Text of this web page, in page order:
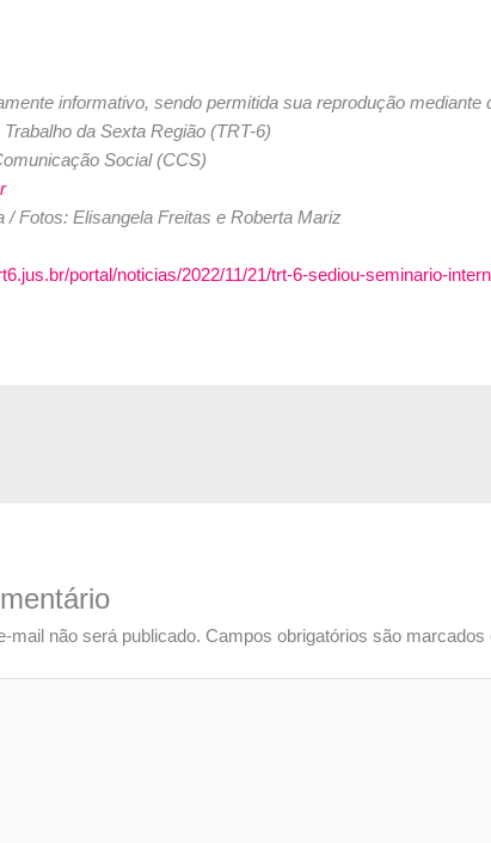
informativo, sendo permitida sua reprodução mediante
da Sexta Região (TRT-6)
Social (CCS)
/ Fotos: Elisangela Freitas e Roberta Mariz
portal/noticias/2022/11/21/trt-6-sediou-seminario-
mail não será publicado. Campos obrigatórios são